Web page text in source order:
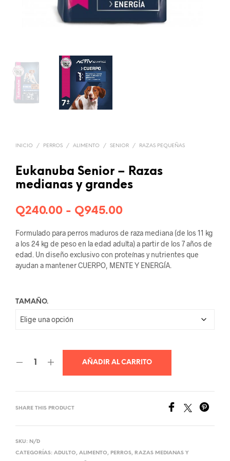
INICIO / PERROS / ALIMENTO / SENIOR / RAZAS PEQUEÑAS
Eukanuba Senior – Razas
medianas y grandes
Q240.00 - Q945.00Rango
de
precios:
desde
Formulado para perros maduros de raza mediana (de los 11 kg
a los 24 kg de peso en la edad adulta) a partir de los 7 años de
edad. Un diseño exclusivo con proteínas y nutrientes que
ayudan a mantener CUERPO, MENTE Y ENERGÍA.
TAMAÑO.
AÑADIR AL CARRITO
SHARE THIS PRODUCT
SKU: N/D
CATEGORÍAS: ADULTO, ALIMENTO, PERROS, RAZAS MEDIANAS Y